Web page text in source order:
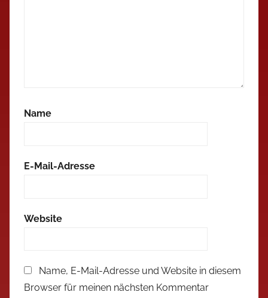
Name
E-Mail-Adresse
Website
Name, E-Mail-Adresse und Website in diesem
Browser für meinen nächsten Kommentar